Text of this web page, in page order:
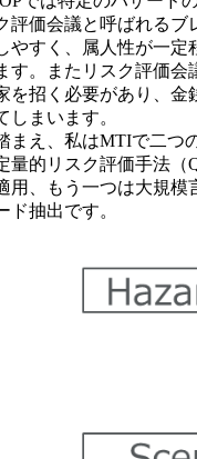
評価会議と呼ばれるブ
やすく、属人性が一定
す。またリスク評価会
を招く必要があり、金
しまいます。
まえ、私はMTIで二つ
量的リスク評価手法（
用、もう一つは大規模
ド抽出です。